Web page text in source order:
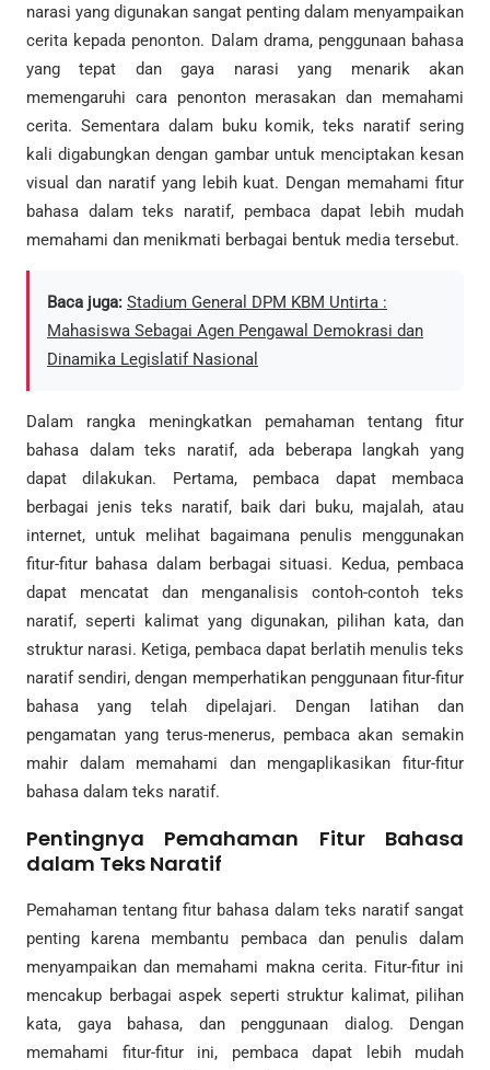
narasi yang digunakan sangat penting dalam menyampaikan
cerita kepada penonton. Dalam drama, penggunaan bahasa
yang tepat dan gaya narasi yang menarik akan
memengaruhi cara penonton merasakan dan memahami
cerita. Sementara dalam buku komik, teks naratif sering
kali digabungkan dengan gambar untuk menciptakan kesan
visual dan naratif yang lebih kuat. Dengan memahami fitur
bahasa dalam teks naratif, pembaca dapat lebih mudah
memahami dan menikmati berbagai bentuk media tersebut.
Baca juga: Stadium General DPM KBM Untirta :
Mahasiswa Sebagai Agen Pengawal Demokrasi dan
Dinamika Legislatif Nasional
Dalam rangka meningkatkan pemahaman tentang fitur
bahasa dalam teks naratif, ada beberapa langkah yang
dapat dilakukan. Pertama, pembaca dapat membaca
berbagai jenis teks naratif, baik dari buku, majalah, atau
internet, untuk melihat bagaimana penulis menggunakan
fitur-fitur bahasa dalam berbagai situasi. Kedua, pembaca
dapat mencatat dan menganalisis contoh-contoh teks
naratif, seperti kalimat yang digunakan, pilihan kata, dan
struktur narasi. Ketiga, pembaca dapat berlatih menulis teks
naratif sendiri, dengan memperhatikan penggunaan fitur-fitur
bahasa yang telah dipelajari. Dengan latihan dan
pengamatan yang terus-menerus, pembaca akan semakin
mahir dalam memahami dan mengaplikasikan fitur-fitur
bahasa dalam teks naratif.
Pentingnya Pemahaman Fitur Bahasa
dalam Teks Naratif
Pemahaman tentang fitur bahasa dalam teks naratif sangat
penting karena membantu pembaca dan penulis dalam
menyampaikan dan memahami makna cerita. Fitur-fitur ini
mencakup berbagai aspek seperti struktur kalimat, pilihan
kata, gaya bahasa, dan penggunaan dialog. Dengan
memahami fitur-fitur ini, pembaca dapat lebih mudah